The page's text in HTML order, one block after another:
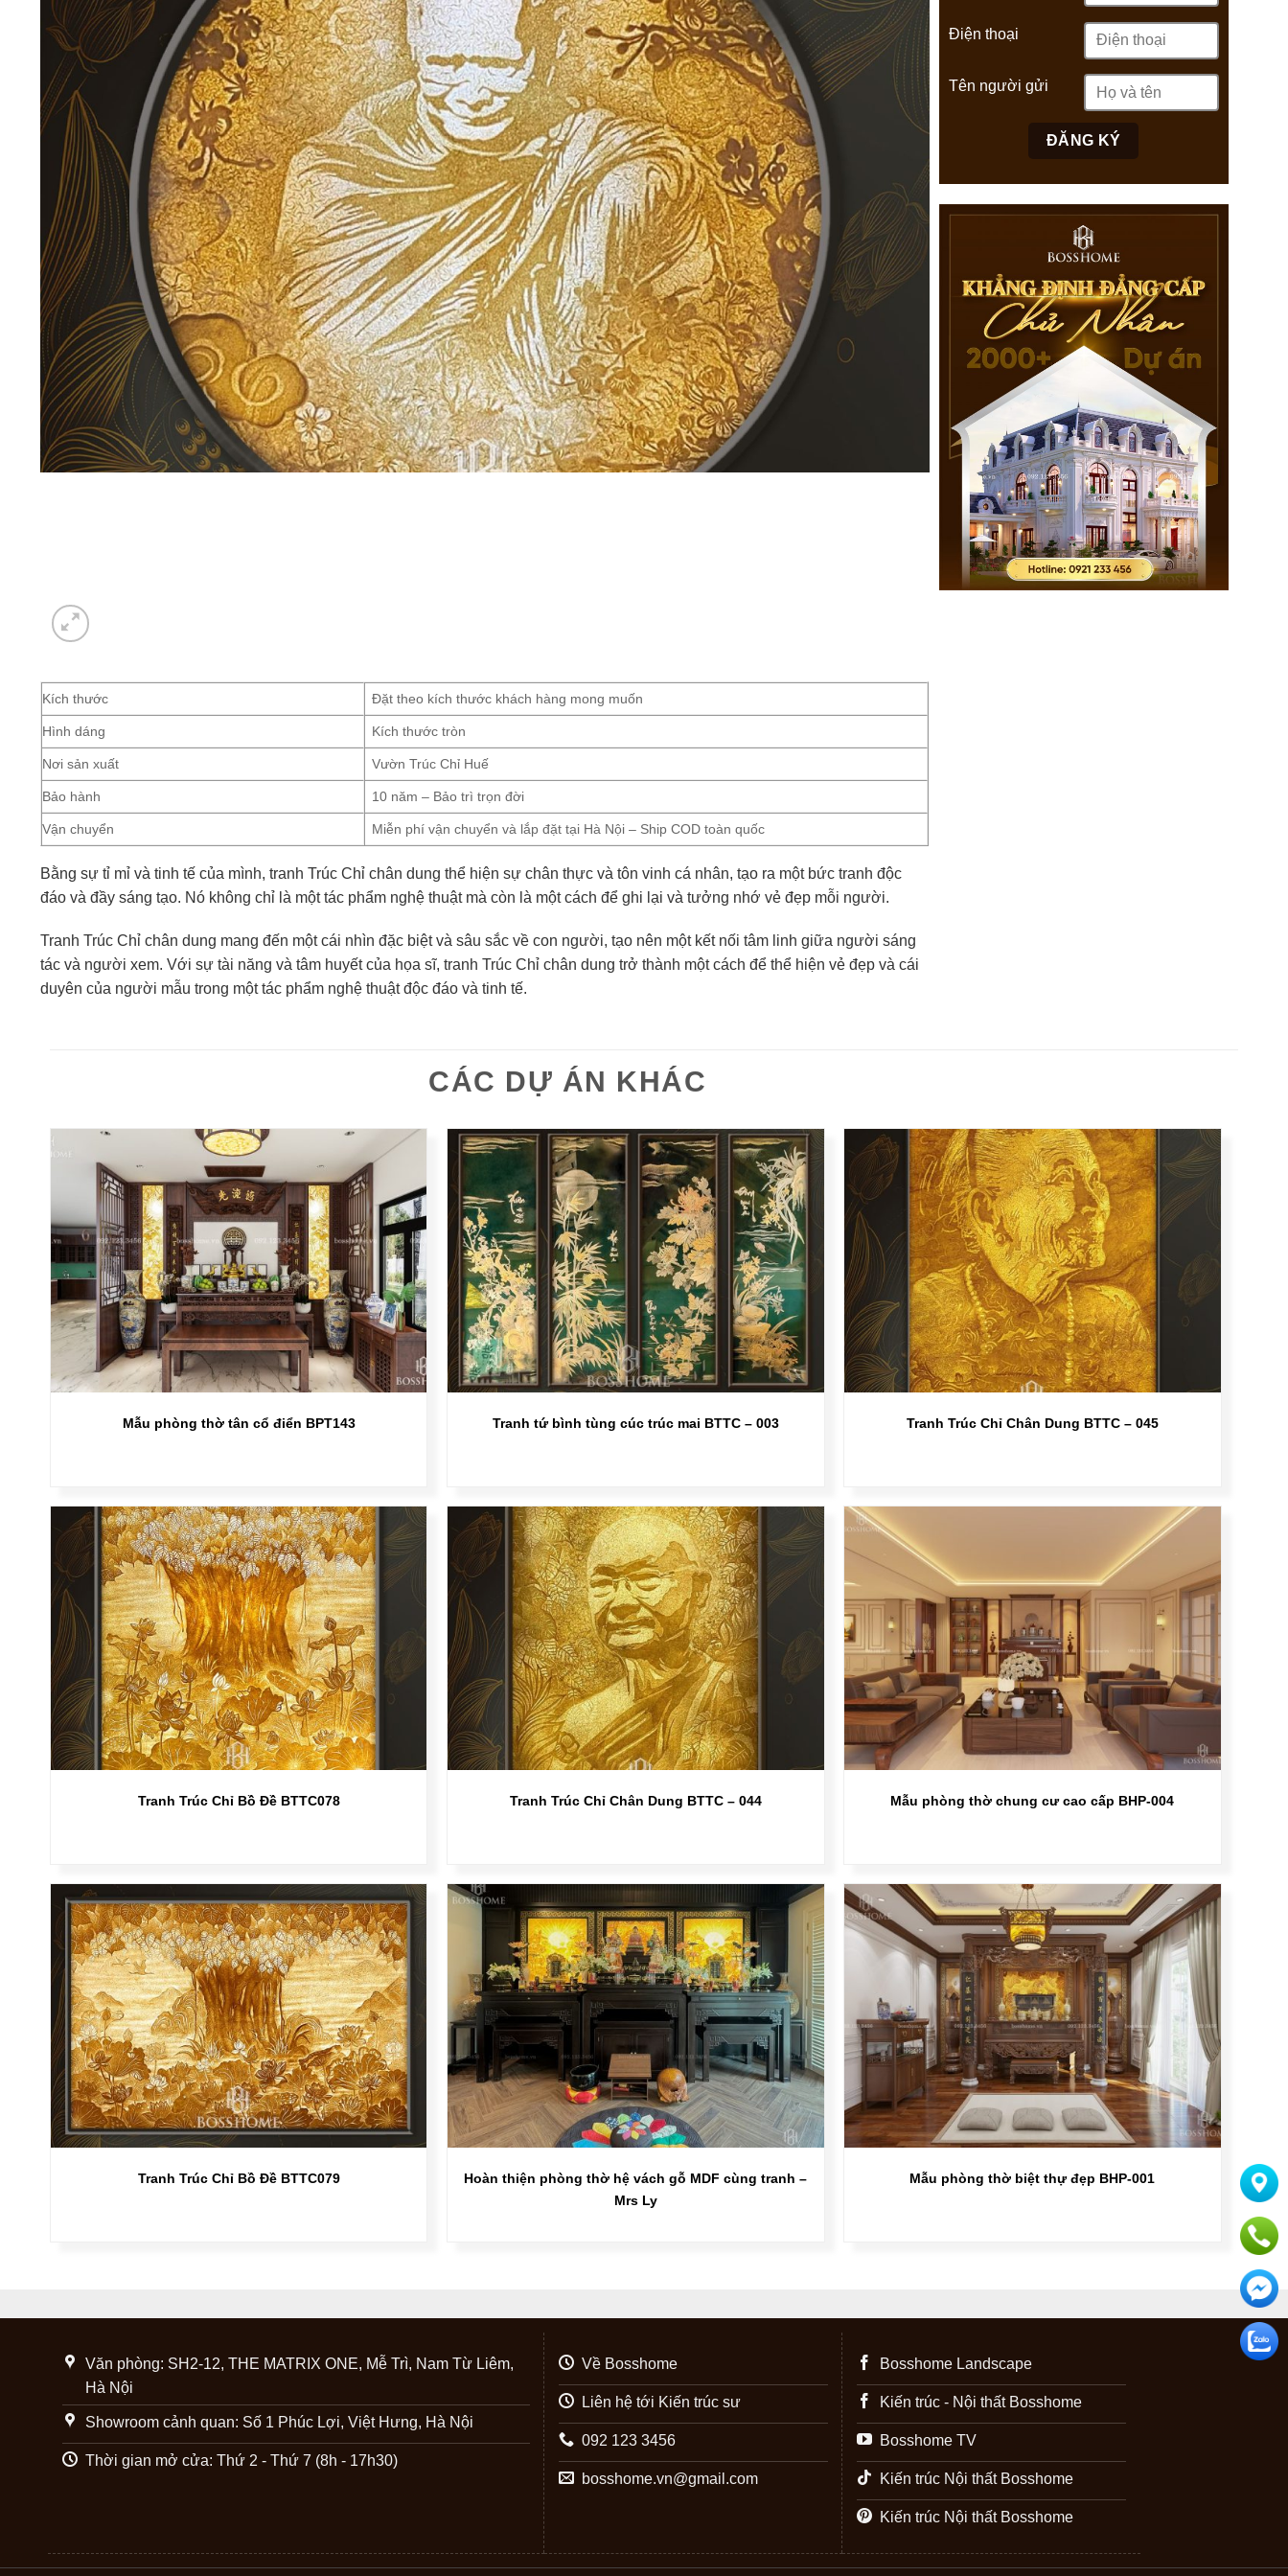
Kích thước Đặt theo kích thước khách hàng mong muốn
Hình dáng Kích thước tròn
Nơi sản xuất Vườn Trúc Chỉ Huế
Bảo hành 10 năm – Bảo trì trọn đời
Vận chuyển Miễn phí vận chuyển và lắp đặt tại Hà Nội – Ship COD toàn quốc
Bằng sự tỉ mỉ và tinh tế của mình, tranh Trúc Chỉ chân dung thể hiện sự chân thực và tôn vinh cá nhân, tạo ra một bức tranh độc
đáo và đầy sáng tạo. Nó không chỉ là một tác phẩm nghệ thuật mà còn là một cách để ghi lại và tưởng nhớ vẻ đẹp mỗi người.
Tranh Trúc Chỉ chân dung mang đến một cái nhìn đặc biệt và sâu sắc về con người, tạo nên một kết nối tâm linh giữa người sáng
tác và người xem. Với sự tài năng và tâm huyết của họa sĩ, tranh Trúc Chỉ chân dung trở thành một cách để thể hiện vẻ đẹp và cái
duyên của người mẫu trong một tác phẩm nghệ thuật độc đáo và tinh tế.
Điện thoại
Tên người gửi
CÁC DỰ ÁN KHÁC
Mẫu phòng thờ tân cổ điển BPT143 Tranh tứ bình tùng cúc trúc mai BTTC – 003 Tranh Trúc Chỉ Chân Dung BTTC – 045
Tranh Trúc Chỉ Bồ Đề BTTC078 Tranh Trúc Chỉ Chân Dung BTTC – 044 Mẫu phòng thờ chung cư cao cấp BHP-004
Tranh Trúc Chỉ Bồ Đề BTTC079
Hoàn thiện phòng thờ hệ vách gỗ MDF cùng tranh –
Mrs Ly
Mẫu phòng thờ biệt thự đẹp BHP-001
Văn phòng: SH2-12, THE MATRIX ONE, Mễ Trì, Nam Từ Liêm,
Hà Nội
Showroom cảnh quan: Số 1 Phúc Lợi, Việt Hưng, Hà Nội
Thời gian mở cửa: Thứ 2 - Thứ 7 (8h - 17h30)
Về Bosshome
Liên hệ tới Kiến trúc sư
092 123 3456
bosshome.vn@gmail.com
Bosshome Landscape
Kiến trúc - Nội thất Bosshome
Bosshome TV
Kiến trúc Nội thất Bosshome
Kiến trúc Nội thất Bosshome